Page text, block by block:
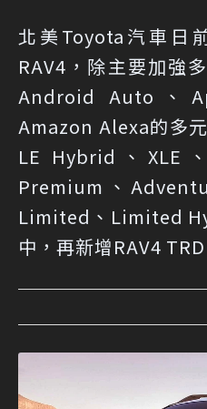
北美Toyota汽車日
RAV4，除主要加強
Android Auto、
Amazon Alexa的多
LE Hybrid、XLE
Premium、
Limited、Limited
中，再新增RAV4